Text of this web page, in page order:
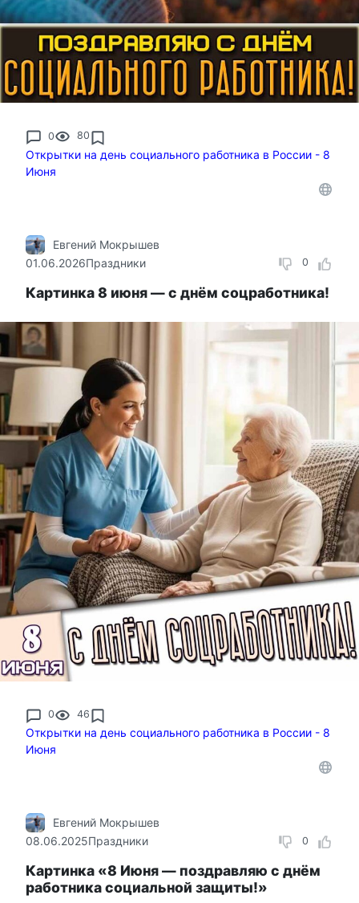
0 80
Открытки на день социального работника в России - 8
Июня
0
Евгений Мокрышев
01.06.2026Праздники
Картинка 8 июня — с днём соцработника!
0 46
Открытки на день социального работника в России - 8
Июня
0
Евгений Мокрышев
08.06.2025Праздники
Картинка «8 Июня — поздравляю с днём
работника социальной защиты!»